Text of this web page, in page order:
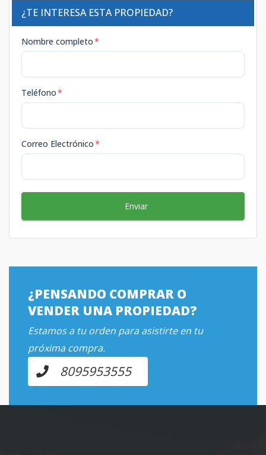
¿TE INTERESA ESTA PROPIEDAD?
Nombre completo*
Teléfono*
Correo Electrónico*
Enviar
¿PENSANDO COMPRAR O
VENDER UNA PROPIEDAD?
Estamos a tu orden para asistirte en tu
próxima compra.
8095953555